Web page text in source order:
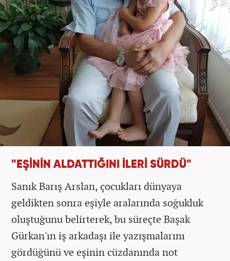
"EŞİNİN ALDATTIĞINI İLERİ SÜRDÜ"
Sanık Barış Arslan, çocukları dünyaya
geldikten sonra eşiyle aralarında soğukluk
oluştuğunu belirterek, bu süreçte Başak
Gürkan'ın iş arkadaşı ile yazışmalarını
gördüğünü ve eşinin cüzdanında not